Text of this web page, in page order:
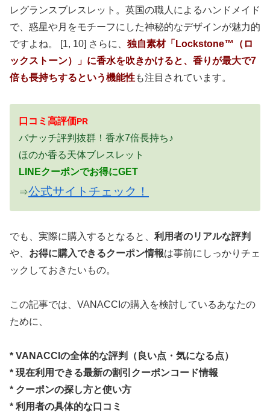
レグランスブレスレット。英国の職人によるハンドメイド
で、惑星や月をモチーフにした神秘的なデザインが魅力的
ですよね。 [1, 10] さらに、 独自素材「Lockstone™（ロ
ックストーン）」に香水を吹きかけると、香りが最大で7
倍も長持ちするという機能性も注目されています。
口コミ高評価PR
バナッチ評判抜群！香水7倍長持ち♪
ほのか香る天体ブレスレット
LINEクーポンでお得にGET
⇒公式サイトチェック！
でも、実際に購入するとなると、 利用者のリアルな評判
や、 お得に購入できるクーポン情報は事前にしっかりチェ
ックしておきたいもの。
この記事では、VANACCIの購入を検討しているあなたの
ために、
* VANACCIの全体的な評判（良い点・気になる点）
* 現在利用できる最新の割引クーポンコード情報
* クーポンの探し方と使い方
* 利用者の具体的な口コミ